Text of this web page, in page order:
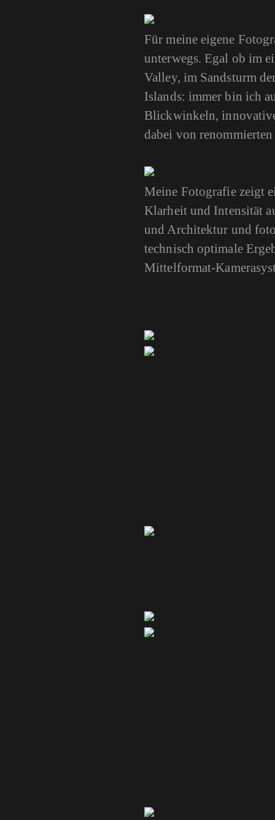
Für meine eigene
unterwegs. Egal ob im
Valley, im Sandsturm
Islands: immer bin ich
Blickwinkeln,
dabei von
Meine Fotografie zeigt
Klarheit und Intensität
und Architektur und
technisch optimale
Mittelformat-